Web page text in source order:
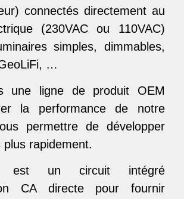
connectés directement au
(230VAC ou 110VAC)
simples, dimmables,
…
une ligne de produit OEM
la performance de notre
permettre de développer
rapidement.
est un circuit intégré
CA directe pour fournir